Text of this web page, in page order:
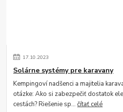
17.10.2023
Solárne systémy pre karavany
Kempingoví nadšenci a majitelia
otázke: Ako si zabezpečiť dostatok
cestách? Riešenie sp...čítať celé